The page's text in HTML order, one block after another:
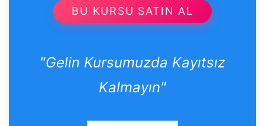
BU KURSU SATIN AL
"Gelin Kursumuzda Kayıtsız
Kalmayın"